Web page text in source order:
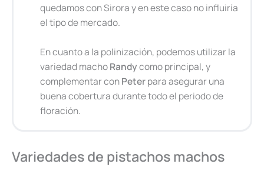
quedamos con Sirora y en este caso no influiría
el tipo de mercado.
En cuanto a la polinización, podemos utilizar la
variedad machoRandycomo principal, y
complementar conPeterpara asegurar una
buena cobertura durante todo el periodo de
floración.
Variedades de pistachos machos